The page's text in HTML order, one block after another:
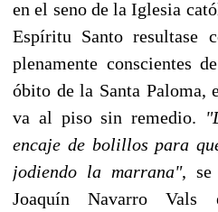
en el seno de la Iglesia
Espíritu Santo resultase
plenamente conscientes
óbito de la Santa Paloma,
va al piso sin remedio.
encaje de bolillos para
jodiendo la marrana", se
Joaquín Navarro